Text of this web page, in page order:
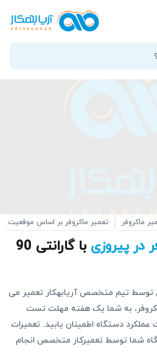
ماکروفر تعمیر ماکروفر بر اساس موقعیت
در پیروزی
با گارانتی 90
توسط تیم متخصص آریابهکار تعمیر می
به شما یک هفته مهلت تست
عملکرد دستگاه اطمینان یابید. تعمیرات
شما توسط تعمیرکار متخصص انجام